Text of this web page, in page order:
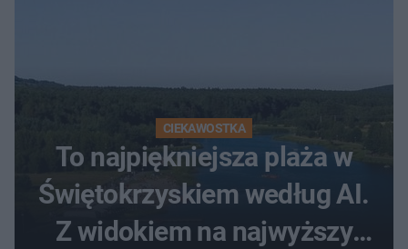
CIEKAWOSTKA
To najpiękniejsza plaża w
Świętokrzyskiem według AI.
Z widokiem na najwyższy